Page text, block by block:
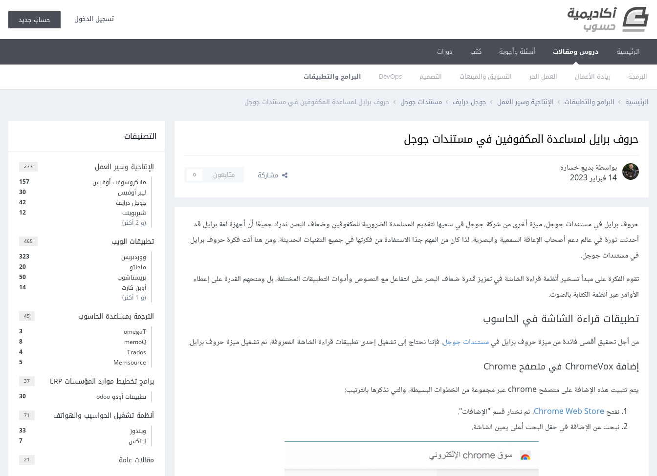
تسجيل الدخول حساب جديد
الرئيسية دروس ومقالات
البرمجة ريادة الأعمال العمل الحر التسويق والمبيعات التصميم DevOps البرامج والتطبيقات
أسئلة وأجوبة كتب دورات
الرئيسية البرامج والتطبيقات الإنتاجية وسير العمل جوجل درايف مستندات جوجل حروف برايل لمساعدة المكفوفين في مستندات جوجل
حروف برايل لمساعدة المكفوفين في مستندات جوجل
بواسطة بديع خساره
14 فبراير 2023
مشاركة متابعون 0
حروف برايل في مستندات جوجل، ميزة أخرى من شركة جوجل في سعيها لتقديم المساعدة الضرورية للمكفوفين وضعاف البصر. ندرك جميعًا أن أجهزة لغة برايل قد
أحدثت ثورة في عالم دعم أصحاب الإعاقة السمعية والبصرية، لذا كان من المهم جدّا الاستفادة من فكرتها في جميع التقنيات الحديثة، ومن هنا أتت فكرة حروف برايل
في مستندات جوجل.
تقوم الفكرة على مبدأ تسخير أنظمة قراءة الشاشة في تعزيز قدرة ضعاف البصر على التفاعل مع النصوص وأدوات التطبيقات المختلفة، بل ومنحهم القدرة على إعطاء
الأوامر عبر أنظمة الكتابة بالصوت.
تطبيقات قراءة الشاشة في الحاسوب
من أجل تحقيق أقصى فائدة من ميزة حروف برايل فيمستندات جوجل، فإننا نحتاج إلى تشغيل إحدى تطبيقات قراءة الشاشة المعروفة، ثم تشغيل ميزة حروف برايل.
إضافة ChromeVox في متصفح Chrome
يتم تثبيت هذه الإضافة على متصفح chrome عبر مجموعة من الخطوات البسيطة، والتي نذكرها بالترتيب:
نفتحChrome Web Store، ثم نختار قسم "الإضافات".
نبحث عن الإضافة في حقل البحث أعلى يمين الشاشة.
التصنيفات
277 الإنتاجية وسير العمل
157
مايكروسوفت أوفيس
30
ليبر أوفيس
42
جوجل درايف
12
شيربوينت
(و 2 أكثر)
465 تطبيقات الويب
323
ووردبريس
20
ماجنتو
50
بريستاشوب
14
أوبن كارت
(و 1 أكثر)
45 الترجمة بمساعدة الحاسوب
3
omegaT
8
memoQ
4
Trados
5
Memsource
37 برامج تخطيط موارد المؤسسات ERP
30 تطبيقات أودو odoo
71 أنظمة تشغيل الحواسيب والهواتف
33
ويندوز
7
لينكس
21
مقالات عامة